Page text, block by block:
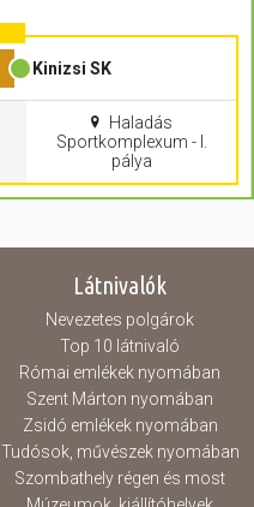
Kinizsi SK
Haladás
Sportkomplexum - I.
pálya
Látnivalók
Nevezetes polgárok
Top 10 látnivaló
Római emlékek nyomában
Szent Márton nyomában
Zsidó emlékek nyomában
Tudósok, művészek nyomában
Szombathely régen és most